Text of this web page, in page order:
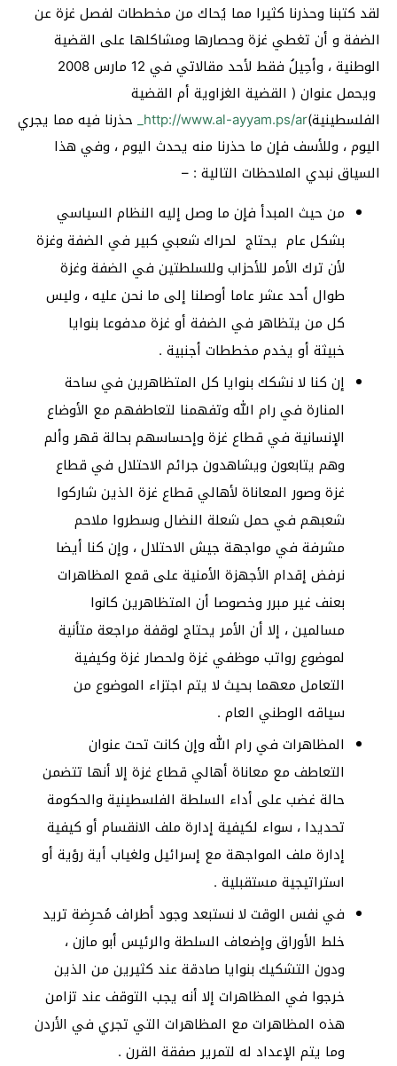
لقد كتبنا وحذرنا كثيرا مما يُحاك من مخططات لفصل غزة عن
الضفة و أن تغطي غزة وحصارها ومشاكلها على القضية
الوطنية ، وأحِيلُ فقط لأحد مقالاتي في 12 مارس 2008
ويحمل عنوان ( القضية الغزاوية أم القضية
الفلسطينية)http://www.al-ayyam.ps/ar_ حذرنا فيه مما يجري
اليوم ، وللأسف فإن ما حذرنا منه يحدث اليوم ، وفي هذا
السياق نبدي الملاحظات التالية : –
من حيث المبدأ فإن ما وصل إليه النظام السياسي
بشكل عام يحتاج لحراك شعبي كبير في الضفة وغزة
لأن ترك الأمر للأحزاب وللسلطتين في الضفة وغزة
طوال أحد عشر عاما أوصلنا إلى ما نحن عليه ، وليس
كل من يتظاهر في الضفة أو غزة مدفوعا بنوايا
خبيثة أو يخدم مخططات أجنبية .
إن كنا لا نشكك بنوايا كل المتظاهرين في ساحة
المنارة في رام الله وتفهمنا لتعاطفهم مع الأوضاع
الإنسانية في قطاع غزة وإحساسهم بحالة قهر وألم
وهم يتابعون ويشاهدون جرائم الاحتلال في قطاع
غزة وصور المعاناة لأهالي قطاع غزة الذين شاركوا
شعبهم في حمل شعلة النضال وسطروا ملاحم
مشرفة في مواجهة جيش الاحتلال ، وإن كنا أيضا
نرفض إقدام الأجهزة الأمنية على قمع المظاهرات
بعنف غير مبرر وخصوصا أن المتظاهرين كانوا
مسالمين ، إلا أن الأمر يحتاج لوقفة مراجعة متأنية
لموضوع رواتب موظفي غزة ولحصار غزة وكيفية
التعامل معهما بحيث لا يتم اجتزاء الموضوع من
سياقه الوطني العام .
المظاهرات في رام الله وإن كانت تحت عنوان
التعاطف مع معاناة أهالي قطاع غزة إلا أنها تتضمن
حالة غضب على أداء السلطة الفلسطينية والحكومة
تحديدا ، سواء لكيفية إدارة ملف الانقسام أو كيفية
إدارة ملف المواجهة مع إسرائيل ولغياب أية رؤية أو
استراتيجية مستقبلية .
في نفس الوقت لا نستبعد وجود أطراف مُحرِضة تريد
خلط الأوراق وإضعاف السلطة والرئيس أبو مازن ،
ودون التشكيك بنوايا صادقة عند كثيرين من الذين
خرجوا في المظاهرات إلا أنه يجب التوقف عند تزامن
هذه المظاهرات مع المظاهرات التي تجري في الأردن
وما يتم الإعداد له لتمرير صفقة القرن .